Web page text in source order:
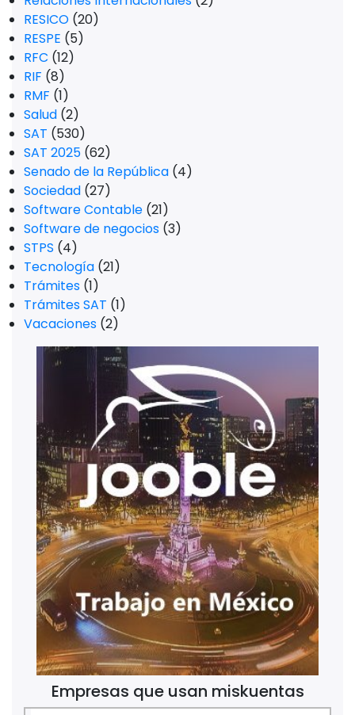
RESICO (20)
RESPE (5)
RFC (12)
RIF (8)
RMF (1)
Salud (2)
SAT (530)
SAT 2025 (62)
Senado de la República (4)
Sociedad (27)
Software Contable (21)
Software de negocios (3)
STPS (4)
Tecnología (21)
Trámites (1)
Trámites SAT (1)
Vacaciones (2)
Empresas que usan miskuentas